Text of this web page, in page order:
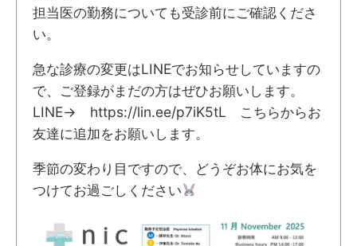
担当医の勤務についても受診前にご確認くださ
い。
急な診療の変更はLINEでお知らせしていますの
で、ご登録がまだの方はぜひお願いします。
LINE→ https://lin.ee/p7iK5tL こちらからお
友達に追加をお願いします。
季節の変わり目ですので、どうぞお体にお気を
つけてお過ごしください